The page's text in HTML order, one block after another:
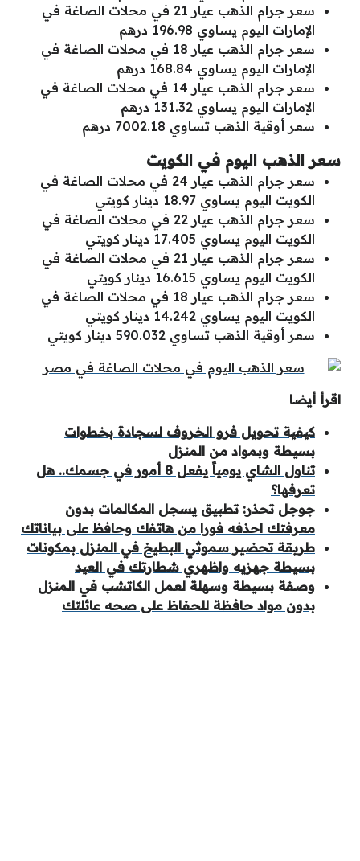
سعر جرام الذهب عيار 21 في محلات الصاغة في
الإمارات اليوم يساوي 196.98 درهم
سعر جرام الذهب عيار 18 في محلات الصاغة في
الإمارات اليوم يساوي 168.84 درهم
سعر جرام الذهب عيار 14 في محلات الصاغة في
الإمارات اليوم يساوي 131.32 درهم
سعر أوقية الذهب تساوي 7002.18 درهم
سعر الذهب اليوم في الكويت
سعر جرام الذهب عيار 24 في محلات الصاغة في
الكويت اليوم يساوي 18.97 دينار كويتي
سعر جرام الذهب عيار 22 في محلات الصاغة في
الكويت اليوم يساوي 17.405 دينار كويتي
سعر جرام الذهب عيار 21 في محلات الصاغة في
الكويت اليوم يساوي 16.615 دينار كويتي
سعر جرام الذهب عيار 18 في محلات الصاغة في
الكويت اليوم يساوي 14.242 دينار كويتي
سعر أوقية الذهب تساوي 590.032 دينار كويتي
اقرأ أيضا
كيفية تحويل فرو الخروف لسجادة بخطوات
بسيطة وبمواد من المنزل
تناول الشاي يومياً يفعل 8 أمور في جسمك.. هل
تعرفها؟
جوجل تحذر: تطبيق يسجل المكالمات بدون
معرفتك احذفه فورا من هاتفك وحافظ على بياناتك
طريقة تحضير سموثي البطيخ في المنزل بمكونات
بسيطة جهزيه واظهري شطارتك في العيد
وصفة بسيطة وسهلة لعمل الكاتشب في المنزل
بدون مواد حافظة للحفاظ على صحه عائلتك